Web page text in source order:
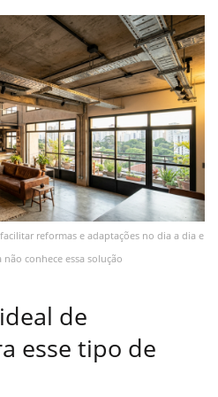
reformas e adaptações no dia a dia e
conhece essa solução
de
esse tipo de